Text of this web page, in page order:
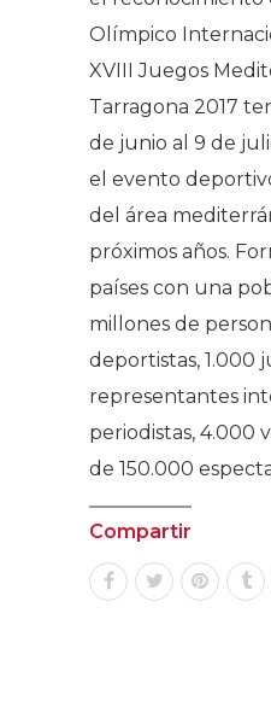
Olímpico
XVIII Juegos
Tarragona 2017
de junio al 9 de
el evento
del área
próximos años.
países con una
millones de
deportistas, 1.000
representantes
periodistas, 4.000
de 150.000
Compartir